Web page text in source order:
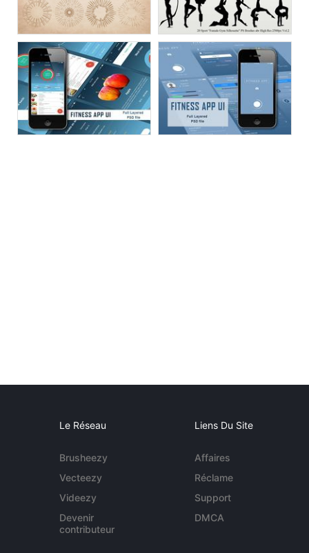
Le Réseau
Brusheezy
Vecteezy
Videezy
Devenir
contributeur
Liens Du Site
Affaires
Réclame
Support
DMCA